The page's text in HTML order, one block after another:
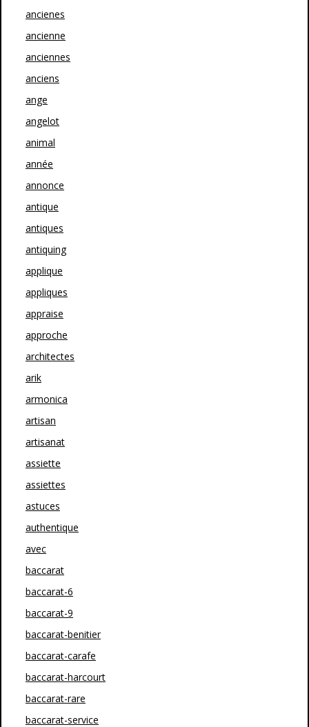
ancienes
ancienne
anciennes
anciens
ange
angelot
animal
année
annonce
antique
antiques
antiquing
applique
appliques
appraise
approche
architectes
arik
armonica
artisan
artisanat
assiette
assiettes
astuces
authentique
avec
baccarat
baccarat-6
baccarat-9
baccarat-benitier
baccarat-carafe
baccarat-harcourt
baccarat-rare
baccarat-service